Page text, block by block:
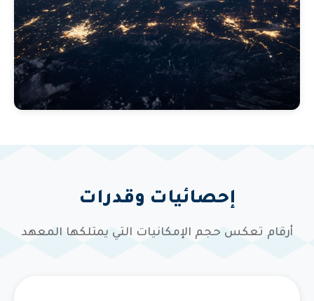
إحصائيات وقدرات
أرقام تعكس حجم الإمكانيات التي يمتلكها المعهد